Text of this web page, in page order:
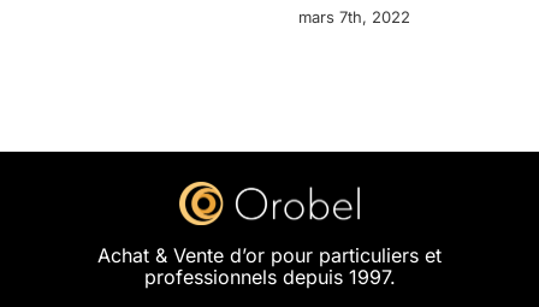
mars 7th, 2022
Achat & Vente d’or pour particuliers et
professionnels depuis 1997.